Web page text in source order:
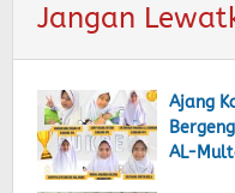
Jangan
Ajang
AL-